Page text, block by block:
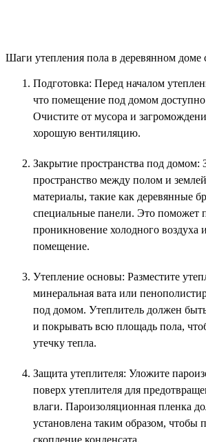
Шаги утепления пола в деревянном доме
Подготовка: Перед началом
что помещение под домом
Очистите от мусора и
хорошую вентиляцию.
Закрытие пространства под домом:
пространство между полом и
материалы, такие как деревянные
специальные панели. Это поможет
проникновение холодного воздуха
помещение.
Утепление основы: Разместите
минеральная вата или
под домом. Утеплитель должен
и покрывать всю площадь пола,
утечку тепла.
Защита утеплителя: Уложите
поверх утеплителя для
влаги. Пароизоляционная пленка
установлена таким образом, чтобы
скопление конденсата.